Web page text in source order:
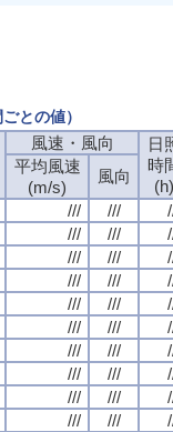
との値）
風速・風向
日
時
(h)
平均風速
(m/s)
風向
/// ///
/// ///
/// ///
/// ///
/// ///
/// ///
/// ///
/// ///
/// ///
/// ///